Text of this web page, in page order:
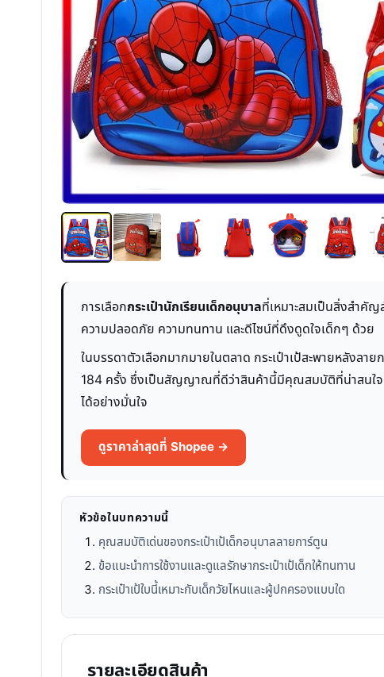
การเลือกกระเป๋านักเรียนเด็กอนุบาลที่เหมาะสมเป็นสิ่งสำคั
ความปลอดภัย ความทนทาน และดีไซน์ที่ดึงดูดใจเด็กๆ ด้วย
ในบรรดาตัวเลือกมากมายในตลาด กระเป๋าเป้สะพายหลัง
184 ครั้ง ซึ่งเป็นสัญญาณที่ดีว่าสินค้านี้มีคุณสมบัติที่น่าสนใจแ
ได้อย่างมั่นใจ
ดูราคาล่าสุดที่ Shopee →
หัวข้อในบทความนี้
คุณสมบัติเด่นของกระเป๋าเป้เด็กอนุบาลลายการ์ตูน
ข้อแนะนำการใช้งานและดูแลรักษากระเป๋าเป้เด็กให้ทนทาน
กระเป๋าเป้ใบนี้เหมาะกับเด็กวัยไหนและผู้ปกครองแบบใด
รายละเอียดสินค้า